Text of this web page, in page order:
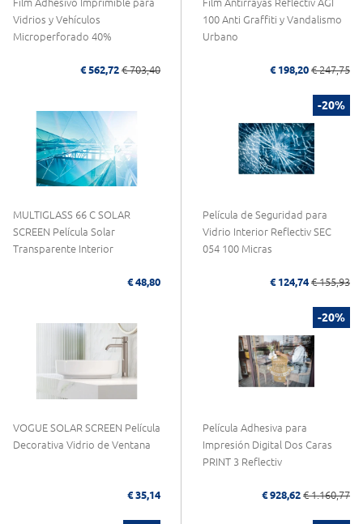
Film Adhesivo Imprimible para
Vidrios y Vehículos
Microperforado 40%
€ 562,72 € 703,40
Film Antirrayas Reflectiv AGI
100 Anti Graffiti y Vandalismo
Urbano
€ 198,20 € 247,75
MULTIGLASS 66 C SOLAR
SCREEN Película Solar
Transparente Interior
€ 48,80
-20%
Película de Seguridad para
Vidrio Interior Reflectiv SEC
054 100 Micras
€ 124,74 € 155,93
VOGUE SOLAR SCREEN Película
Decorativa Vidrio de Ventana
€ 35,14
-20%
Película Adhesiva para
Impresión Digital Dos Caras
PRINT 3 Reflectiv
€ 928,62 € 1.160,77